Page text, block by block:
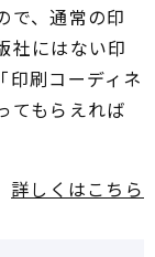
で、通常の印
社にはない印
印刷コーディネ
てもらえれば
詳しくはこちら